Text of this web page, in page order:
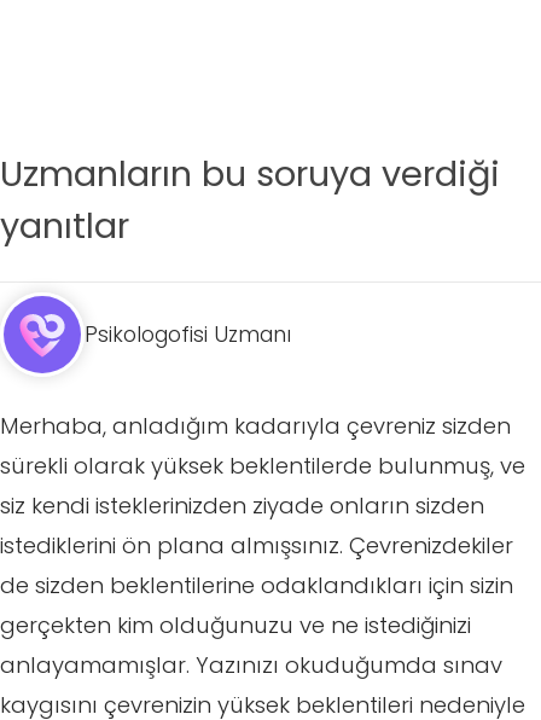
Uzmanların bu soruya verdiği
yanıtlar
Psikologofisi Uzmanı
Merhaba, anladığım kadarıyla çevreniz sizden
sürekli olarak yüksek beklentilerde bulunmuş, ve
siz kendi isteklerinizden ziyade onların sizden
istediklerini ön plana almışsınız. Çevrenizdekiler
de sizden beklentilerine odaklandıkları için sizin
gerçekten kim olduğunuzu ve ne istediğinizi
anlayamamışlar. Yazınızı okuduğumda sınav
kaygısını çevrenizin yüksek beklentileri nedeniyle